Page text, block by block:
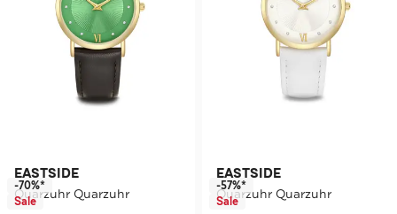
EASTSIDE
Quarzuhr Quarzuhr
-70%*
Sale
EASTSIDE
Quarzuhr Quarzuhr
-57%*
Sale